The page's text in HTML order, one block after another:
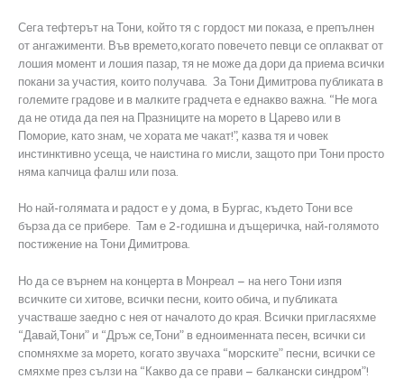
Сега тефтерът на Тони, който тя с гордост ми показа, е препълнен
от ангажименти. Във времето,когато повечето певци се оплакват от
лошия момент и лошия пазар, тя не може да дори да приема всички
покани за участия, които получава. За Тони Димитрова публиката в
големите градове и в малките градчета е еднакво важна. “Не мога
да не отида да пея на Празниците на морето в Царево или в
Поморие, като знам, че хората ме чакат!”, казва тя и човек
инстинктивно усеща, че наистина го мисли, защото при Тони просто
няма капчица фалш или поза.
Но най-голямата и радост е у дома, в Бургас, където Тони все
бърза да се прибере. Там е 2-годишна и дъщеричка, най-голямото
постижение на Тони Димитрова.
Но да се върнем на концерта в Монреал – на него Тони изпя
всичките си хитове, всички песни, които обича, и публиката
участваше заедно с нея от началото до края. Всички пригласяхме
“Давай,Тони” и “Дръж се,Тони” в едноименната песен, всички си
спомняхме за морето, когато звучаха “морските” песни, всички се
смяхме през сълзи на “Какво да се прави – балкански синдром”!